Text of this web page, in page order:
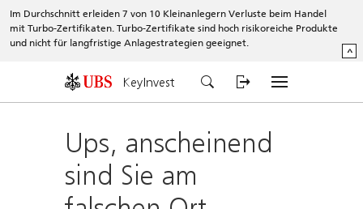
Im Durchschnitt erleiden 7 von 10 Kleinanlegern Verluste beim Handel
mit Turbo-Zertifikaten. Turbo-Zertifikate sind hoch risikoreiche Produkte
und nicht für langfristige Anlagestrategien geeignet.
^
KeyInvest
Ups, anscheinend
sind Sie am